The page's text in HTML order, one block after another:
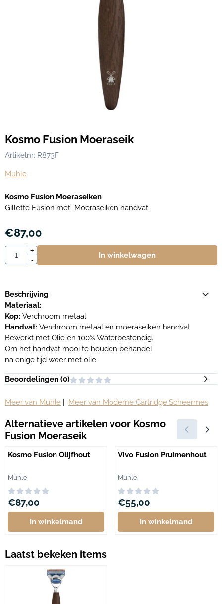
Kosmo Fusion Moeraseik
Artikelnr: R873F
Muhle
Kosmo Fusion Moeraseiken
Gillette Fusion met Moeraseiken handvat
€87,00
Aantal
+
-
In winkelwagen
Beschrijving
Materiaal:
Kop: Verchroom metaal
Handvat: Verchroom metaal en moeraseiken handvat
Bewerkt met Olie en 100% Waterbestendig.
Om het handvat mooi te houden behandel
na enige tijd weer met olie
Beoordelingen (0)
Meer van Muhle Meer van Moderne Cartridge Scheermes
Alternatieve artikelen voor Kosmo
Fusion Moeraseik
Kosmo Fusion Olijfhout
Merk:
Muhle
Prijs: 87,00
€87,00
In winkelmand
Vivo Fusion Pruimenhout
Merk:
Muhle
Prijs: 55,00
€55,00
In winkelmand
Laatst bekeken items